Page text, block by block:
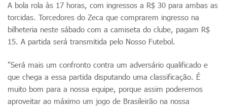
A bola rola às 17 horas, com ingressos a R$ 30 para ambas as
torcidas. Torcedores do Zeca que comprarem ingresso na
bilheteria neste sábado com a camiseta do clube, pagam R$
15. A partida será transmitida pelo Nosso Futebol.
"Será mais um confronto contra um adversário qualificado e
que chega a essa partida disputando uma classificação. É
muito bom para a nossa equipe, porque assim poderemos
aproveitar ao máximo um jogo de Brasileirão na nossa